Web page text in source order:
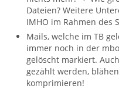
Dateien? Weitere
IMHO im Rahmen des
Mails, welche im TB
immer noch in der
gelöscht markiert.
gezählt werden,
komprimieren!